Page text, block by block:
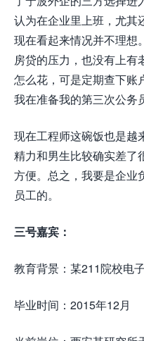
认为在企业里上班，尤其
现在看起来情况并不理想
房贷的压力，也没有上有
怎么花，可是定期查下账
我在准备我的第三次公务
现在工程师这碗饭也是越
精力和男生比较确实差了
方便。总之，我要是企业
员工的。
三号嘉宾：
教育背景：某211院校电
毕业时间：2015年12月